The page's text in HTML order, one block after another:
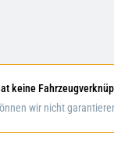
keine
wir nicht